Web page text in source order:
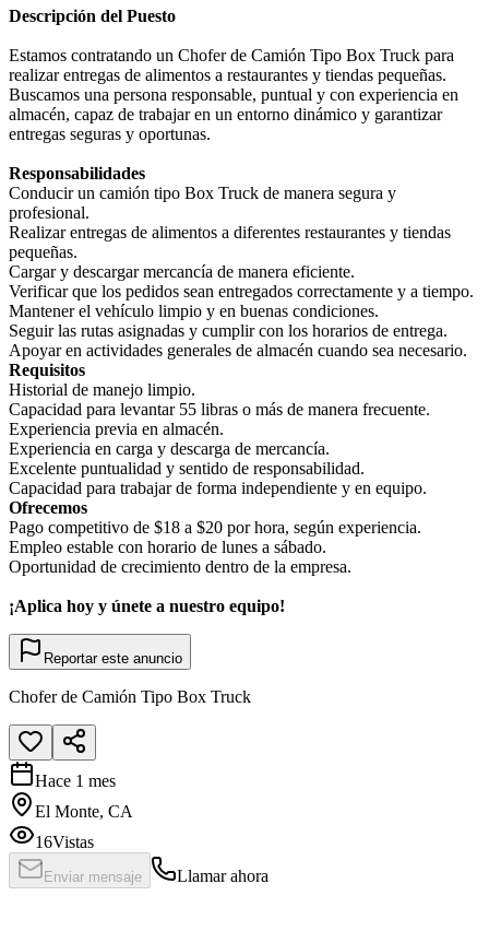
Descripción del Puesto
Estamos contratando un Chofer de Camión Tipo Box Truck para
realizar entregas de alimentos a restaurantes y tiendas pequeñas.
Buscamos una persona responsable, puntual y con experiencia en
almacén, capaz de trabajar en un entorno dinámico y garantizar
entregas seguras y oportunas.
Responsabilidades
Conducir un camión tipo Box Truck de manera segura y
profesional.
Realizar entregas de alimentos a diferentes restaurantes y tiendas
pequeñas.
Cargar y descargar mercancía de manera eficiente.
Verificar que los pedidos sean entregados correctamente y a tiempo.
Mantener el vehículo limpio y en buenas condiciones.
Seguir las rutas asignadas y cumplir con los horarios de entrega.
Apoyar en actividades generales de almacén cuando sea necesario.
Requisitos
Historial de manejo limpio.
Capacidad para levantar 55 libras o más de manera frecuente.
Experiencia previa en almacén.
Experiencia en carga y descarga de mercancía.
Excelente puntualidad y sentido de responsabilidad.
Capacidad para trabajar de forma independiente y en equipo.
Ofrecemos
Pago competitivo de $18 a $20 por hora, según experiencia.
Empleo estable con horario de lunes a sábado.
Oportunidad de crecimiento dentro de la empresa.
¡Aplica hoy y únete a nuestro equipo!
Reportar este anuncio
Chofer de Camión Tipo Box Truck
Hace 1 mes
El Monte, CA
16Vistas
Enviar mensaje Llamar ahora